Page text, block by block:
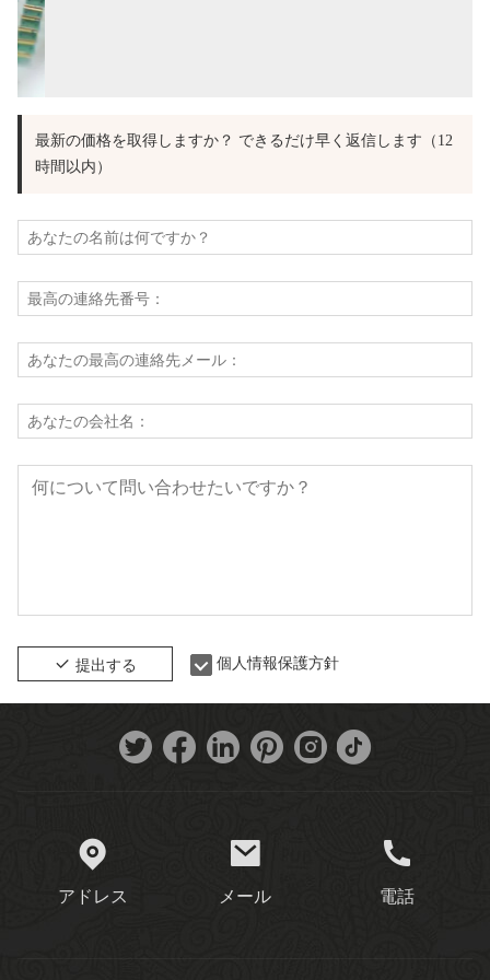
最新の価格を取得しますか？ できるだけ早く返信します（12
時間以内）
提出する 個人情報保護方針
アドレス メール 電話